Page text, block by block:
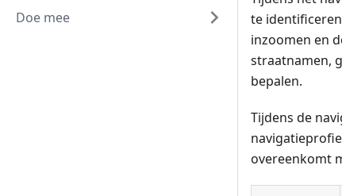
Doe mee
te
inzoomen en
straatnamen,
bepalen.
Tijdens de
overeenkomt